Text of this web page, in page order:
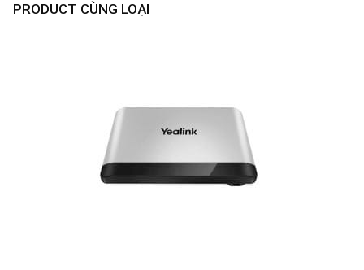
PRODUCT CÙNG LOẠI